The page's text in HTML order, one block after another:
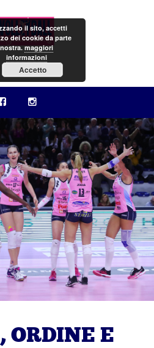
Menu
E
il sito, accetti
dei cookie da parte
nostra.maggiori
informazioni
Accetto